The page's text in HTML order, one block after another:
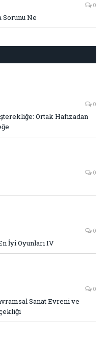
0
Sorunu Ne
0
Ortak Hafızadan
0
0
İyi Oyunları IV
0
Sanat Evreni ve